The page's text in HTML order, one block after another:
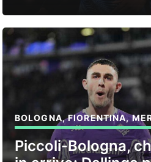
BOLOGNA,FIORENTINA,
Piccoli-Bologna,